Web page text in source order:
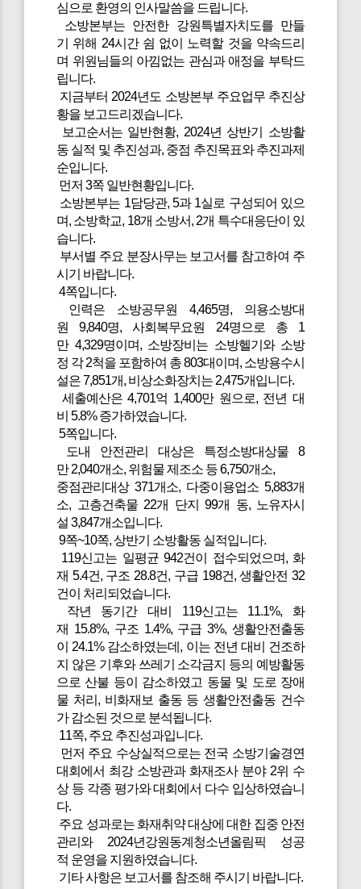
심으로 환영의 인사말씀을 드립니다.
소방본부는 안전한 강원특별자치도를 만들
기 위해 24시간 쉼 없이 노력할 것을 약속드리
며 위원님들의 아낌없는 관심과 애정을 부탁드
립니다.
지금부터 2024년도 소방본부 주요업무 추진상
황을 보고드리겠습니다.
보고순서는 일반현황, 2024년 상반기 소방활
동 실적 및 추진성과, 중점 추진목표와 추진과제
순입니다.
먼저 3쪽 일반현황입니다.
소방본부는 1담당관, 5과 1실로 구성되어 있으
며, 소방학교, 18개 소방서, 2개 특수대응단이 있
습니다.
부서별 주요 분장사무는 보고서를 참고하여 주
시기 바랍니다.
4쪽입니다.
인력은 소방공무원 4,465명, 의용소방대
원 9,840명, 사회복무요원 24명으로 총 1
만 4,329명이며, 소방장비는 소방헬기와 소방
정 각 2척을 포함하여 총 803대이며, 소방용수시
설은 7,851개, 비상소화장치는 2,475개입니다.
세출예산은 4,701억 1,400만 원으로, 전년 대
비 5.8% 증가하였습니다.
5쪽입니다.
도내 안전관리 대상은 특정소방대상물 8
만 2,040개소, 위험물 제조소 등 6,750개소,
중점관리대상 371개소, 다중이용업소 5,883개
소, 고층건축물 22개 단지 99개 동, 노유자시
설 3,847개소입니다.
9쪽~10쪽, 상반기 소방활동 실적입니다.
119신고는 일평균 942건이 접수되었으며, 화
재 5.4건, 구조 28.8건, 구급 198건, 생활안전 32
건이 처리되었습니다.
작년 동기간 대비 119신고는 11.1%, 화
재 15.8%, 구조 1.4%, 구급 3%, 생활안전출동
이 24.1% 감소하였는데, 이는 전년 대비 건조하
지 않은 기후와 쓰레기 소각금지 등의 예방활동
으로 산불 등이 감소하였고 동물 및 도로 장애
물 처리, 비화재보 출동 등 생활안전출동 건수
가 감소된 것으로 분석됩니다.
11쪽, 주요 추진성과입니다.
먼저 주요 수상실적으로는 전국 소방기술경연
대회에서 최강 소방관과 화재조사 분야 2위 수
상 등 각종 평가와 대회에서 다수 입상하였습니
다.
주요 성과로는 화재취약 대상에 대한 집중 안전
관리와 2024년강원동계청소년올림픽 성공
적 운영을 지원하였습니다.
기타 사항은 보고서를 참조해 주시기 바랍니다.